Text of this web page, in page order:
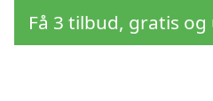
Få 3 tilbud, gratis